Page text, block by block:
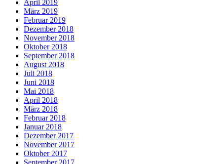
April 2019
März 2019
Februar 2019
Dezember 2018
November 2018
Oktober 2018
September 2018
August 2018
Juli 2018
Juni 2018
Mai 2018
April 2018
März 2018
Februar 2018
Januar 2018
Dezember 2017
November 2017
Oktober 2017